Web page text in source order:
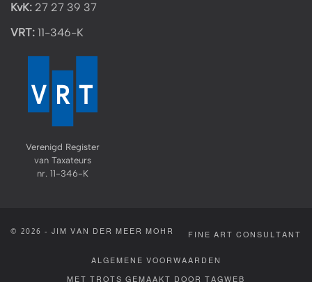
KvK: 27 27 39 37
VRT: 11-346-K
Verenigd Register
van Taxateurs
nr. 11-346-K
© 2026 - JIM VAN DER MEER MOHR FINE ART CONSULTANT
ALGEMENE VOORWAARDEN
MET TROTS GEMAAKT DOOR TAGWEB